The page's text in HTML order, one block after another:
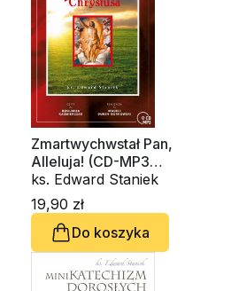
Zmartwychwstał Pan,
Alleluja! (CD-MP3
audiobook)
ks. Edward Staniek
19,90 zł
Do koszyka